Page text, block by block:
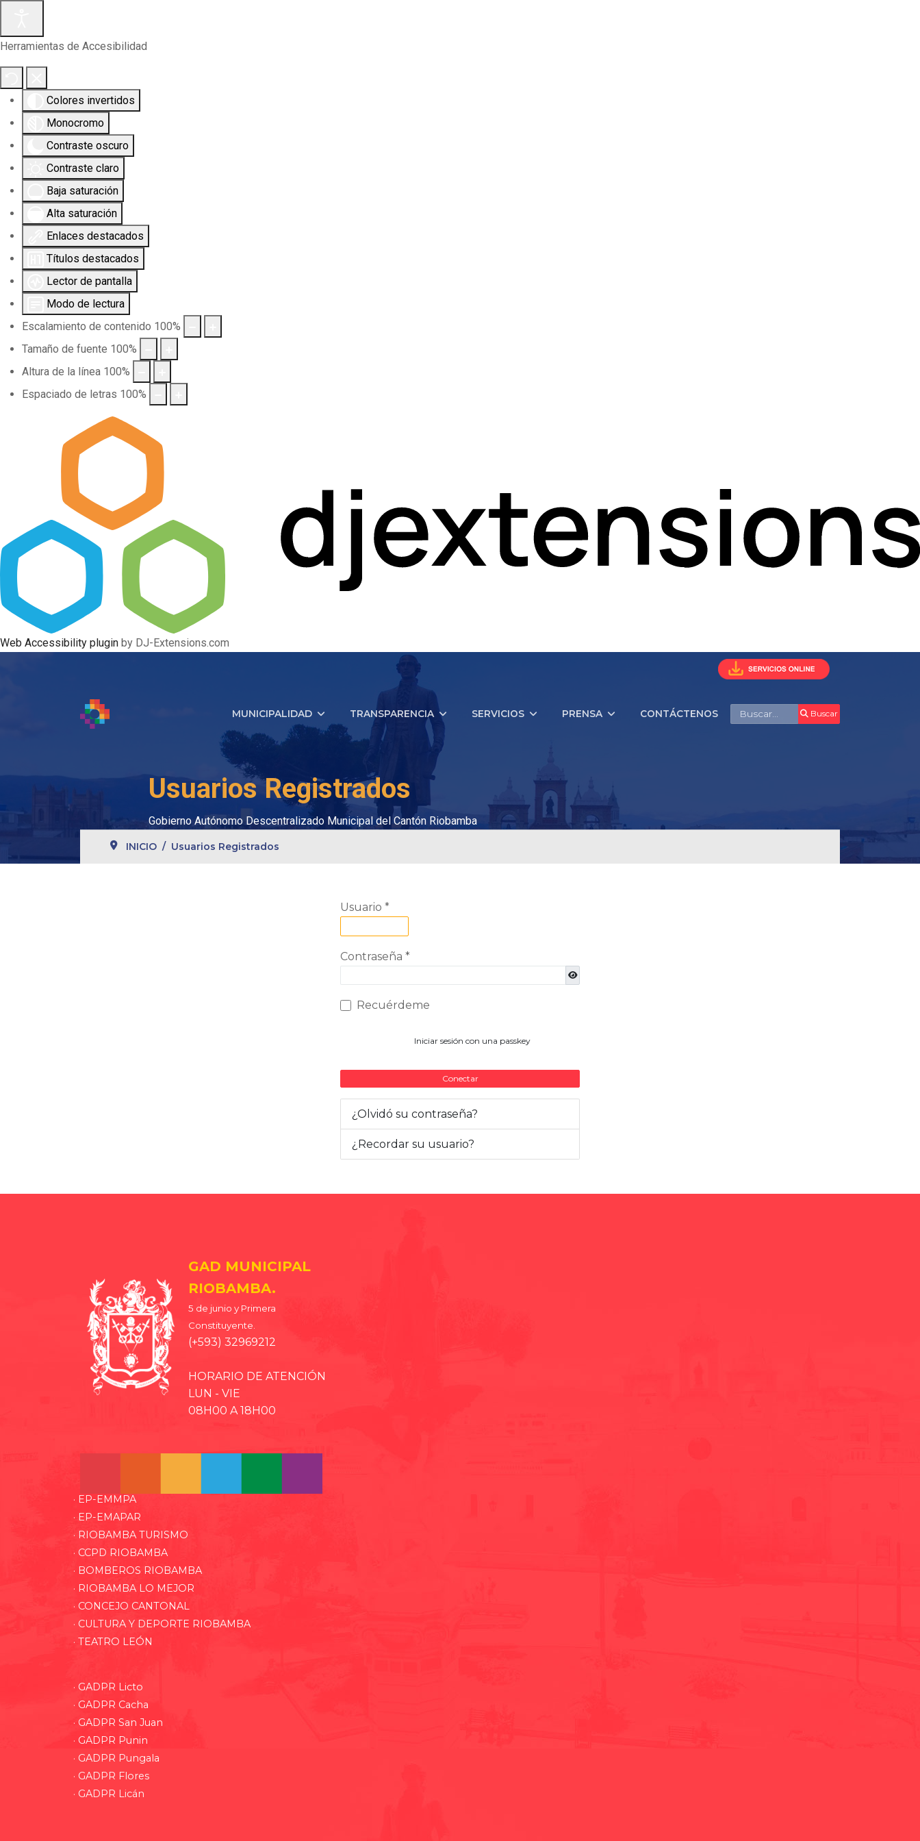
Herramientas de Accesibilidad
Colores invertidos
Monocromo
Contraste oscuro
Contraste claro
Baja saturación
Alta saturación
Enlaces destacados
Títulos destacados
Lector de pantalla
Modo de lectura
Escalamiento de contenido 100%
Tamaño de fuente 100%
Altura de la línea 100%
Espaciado de letras 100%
Web Accessibility plugin by DJ-Extensions.com
MUNICIPALIDAD TRANSPARENCIA SERVICIOS PRENSA CONTÁCTENOS Buscar Buscar
Usuarios Registrados
Gobierno Autónomo Descentralizado Municipal del Cantón Riobamba
INICIO Usuarios Registrados
Usuario *
Contraseña *
Recuérdeme
Iniciar sesión con una passkey
Conectar
¿Olvidó su contraseña?
¿Recordar su usuario?
GAD MUNICIPAL
RIOBAMBA.
5 de junio y Primera
Constituyente.
(+593) 32969212
HORARIO DE ATENCIÓN
LUN - VIE
08H00 A 18H00
· EP-EMMPA
· EP-EMAPAR
· RIOBAMBA TURISMO
· CCPD RIOBAMBA
· BOMBEROS RIOBAMBA
· RIOBAMBA LO MEJOR
· CONCEJO CANTONAL
· CULTURA Y DEPORTE RIOBAMBA
· TEATRO LEÓN
· GADPR Licto
· GADPR Cacha
· GADPR San Juan
· GADPR Punin
· GADPR Pungala
· GADPR Flores
· GADPR Licán